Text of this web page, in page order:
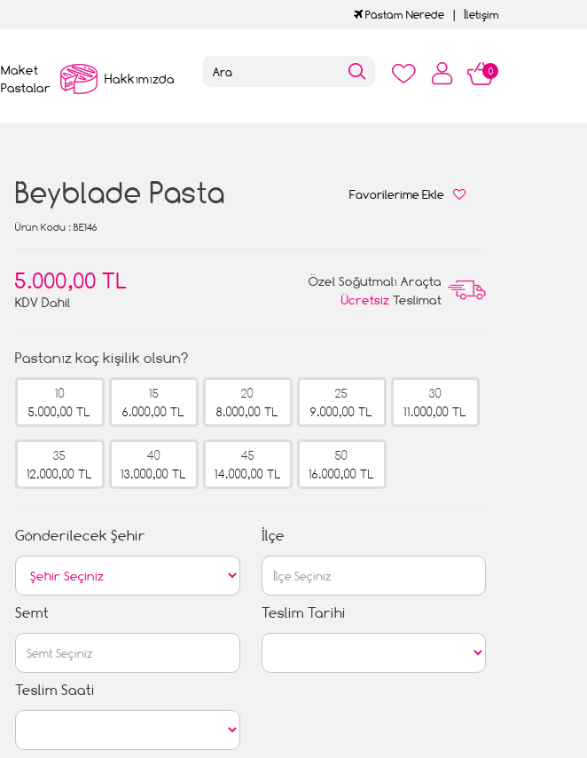
Pastam Nerede İletişim
Maket
Pastalar
Hakkımızda 0
Beyblade Pasta Favorilerime Ekle
Ürün Kodu : BE146
5.000,00 TL
KDV Dahil
Özel Soğutmalı Araçta
Ücretsiz Teslimat
Pastanız kaç kişilik olsun?
10
5.000,00 TL
15
6.000,00 TL
20
8.000,00 TL
25
9.000,00 TL
30
11.000,00 TL
35
12.000,00 TL
40
13.000,00 TL
45
14.000,00 TL
50
16.000,00 TL
Gönderilecek Şehir İlçe
Semt Teslim Tarihi
Teslim Saati